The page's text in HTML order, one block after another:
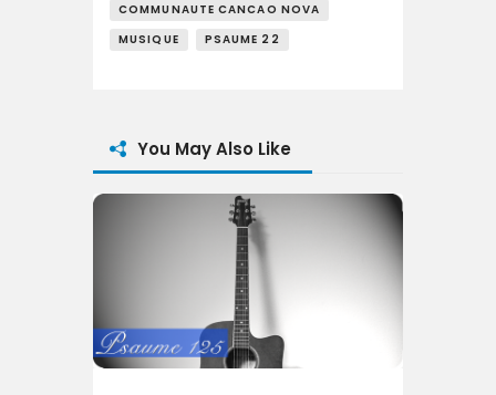
COMMUNAUTE CANCAO NOVA
MUSIQUE
PSAUME 22
You May Also Like